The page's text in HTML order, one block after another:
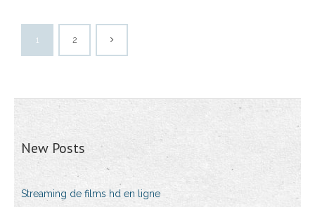
1 2
New Posts
Streaming de films hd en ligne